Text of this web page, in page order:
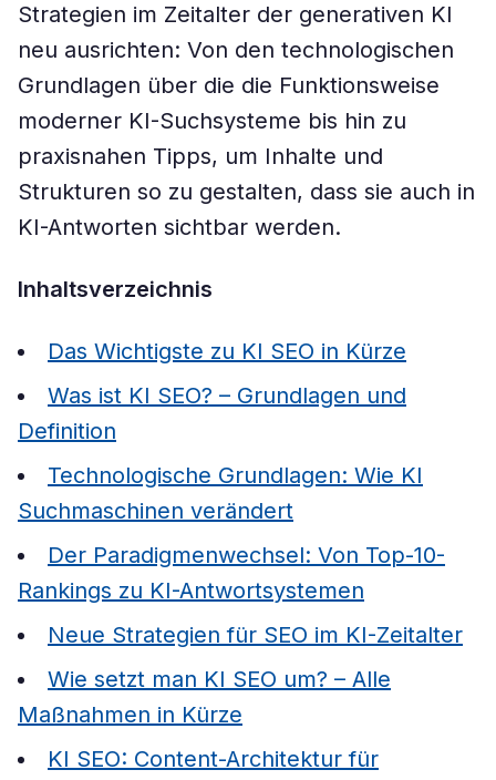
Strategien im Zeitalter der generativen KI
neu ausrichten: Von den technologischen
Grundlagen über die die Funktionsweise
moderner KI-Suchsysteme bis hin zu
praxisnahen Tipps, um Inhalte und
Strukturen so zu gestalten, dass sie auch in
KI-Antworten sichtbar werden.
Inhaltsverzeichnis
Das Wichtigste zu KI SEO in Kürze
Was ist KI SEO? – Grundlagen und
Definition
Technologische Grundlagen: Wie KI
Suchmaschinen verändert
Der Paradigmenwechsel: Von Top-10-
Rankings zu KI-Antwortsystemen
Neue Strategien für SEO im KI-Zeitalter
Wie setzt man KI SEO um? – Alle
Maßnahmen in Kürze
KI SEO: Content-Architektur für